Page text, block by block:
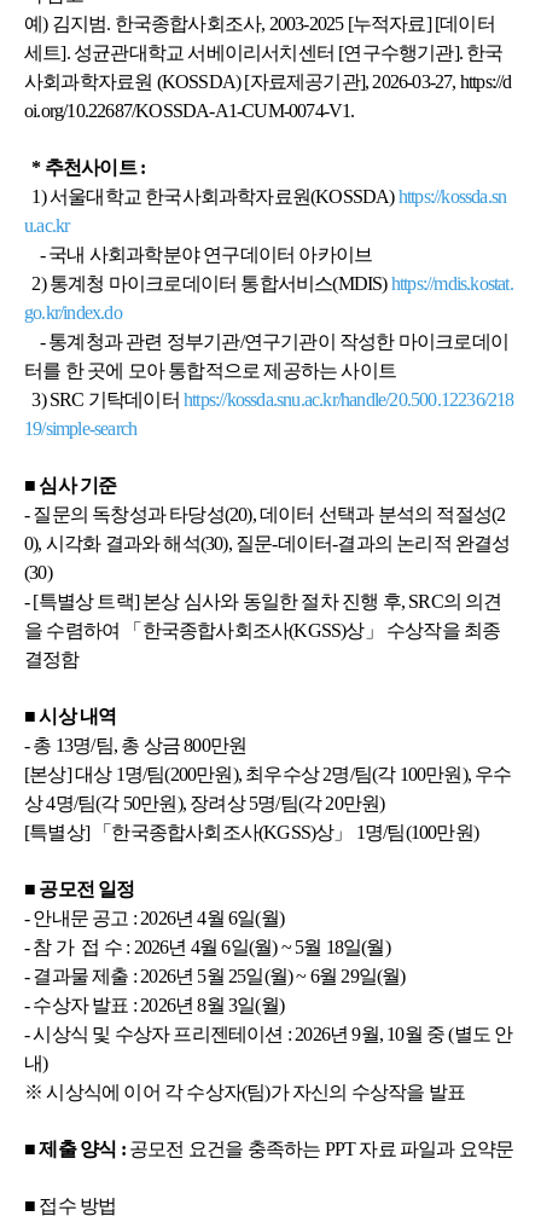
예) 김지범. 한국종합사회조사, 2003-2025 [누적자료] [데이터
세트]. 성균관대학교 서베이리서치센터 [연구수행기관]. 한국
사회과학자료원 (KOSSDA) [자료제공기관], 2026-03-27, https://d
oi.org/10.22687/KOSSDA-A1-CUM-0074-V1.
* 추천사이트 :
1) 서울대학교 한국사회과학자료원(KOSSDA)https://kossda.sn
u.ac.kr
- 국내 사회과학분야 연구데이터 아카이브
2) 통계청 마이크로데이터 통합서비스(MDIS)https://mdis.kostat.
go.kr/index.do
- 통계청과 관련 정부기관/연구기관이 작성한 마이크로데이
터를 한 곳에 모아 통합적으로 제공하는 사이트
3) SRC 기탁데이터 https://kossda.snu.ac.kr/handle/20.500.12236/218
19/simple-search
■ 심사 기준
- 질문의 독창성과 타당성(20), 데이터 선택과 분석의 적절성(2
0), 시각화 결과와 해석(30), 질문-데이터-결과의 논리적 완결성
(30)
- [특별상 트랙] 본상 심사와 동일한 절차 진행 후, SRC의 의견
을 수렴하여 「한국종합사회조사(KGSS)상」 수상작을 최종
결정함
■ 시상 내역
- 총 13명/팀, 총 상금 800만원
[본상] 대상 1명/팀(200만원), 최우수상 2명/팀(각 100만원), 우수
상 4명/팀(각 50만원), 장려상 5명/팀(각 20만원)
[특별상] 「한국종합사회조사(KGSS)상」 1명/팀(100만원)
■ 공모전 일정
- 안내문 공고 : 2026년 4월 6일(월)
- 참 가 접 수 : 2026년 4월 6일(월) ~ 5월 18일(월)
- 결과물 제출 : 2026년 5월 25일(월) ~ 6월 29일(월)
- 수상자 발표 : 2026년 8월 3일(월)
- 시상식 및 수상자 프리젠테이션 : 2026년 9월, 10월 중 (별도 안
내)
※ 시상식에 이어 각 수상자(팀)가 자신의 수상작을 발표
■ 제출 양식 : 공모전 요건을 충족하는 PPT 자료 파일과 요약문
■ 접수 방법